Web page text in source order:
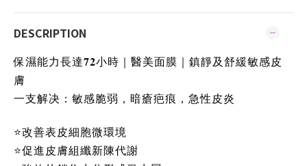
DESCRIPTION
保濕能力長達𝟕𝟐小時｜醫美面膜｜鎮靜及舒緩敏感皮
膚
一支解决：敏感脆弱，暗瘡疤痕，急性皮炎
⭐️改善表皮細胞微環境
⭐️促進皮膚組纖新陳代謝